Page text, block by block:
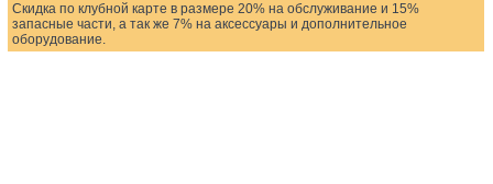
Скидка по клубной карте в размере 20% на обслуживание и 15%
запасные части, а так же 7% на аксессуары и дополнительное
оборудование.